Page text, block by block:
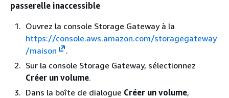
passerelle inaccessible
Ouvrez la console Storage Gateway à la
https://console.aws.amazon.com/storagegateway
/maison
.
Sur la console Storage Gateway, sélectionnez
Créer un volume.
Dans la boîte de dialogue Créer un volume,